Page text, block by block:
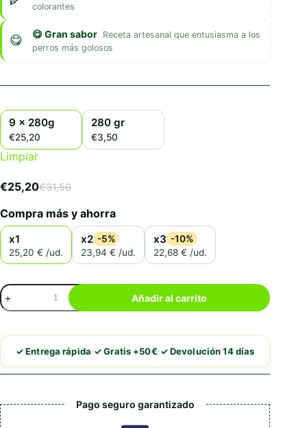
colorantes
😋 Gran sabor Receta artesanal que entusiasma a los
perros más golosos
9 x 280g
€25,20
280 gr
€3,50
Limpiar
€31,50
El
precio
original
€31,50.
€25,20El
precio
actual
€25,20.
Compra más y ahorra
x1
25,20 € /ud.
x2 -5%
23,94 € /ud.
x3 -10%
22,68 € /ud.
Alpha
Spirit
Estofado
Oreja
Cerdo
Añadir al carrito
✓ Entrega rápida·✓ Gratis +50€·✓ Devolución 14 días
Pago seguro garantizado